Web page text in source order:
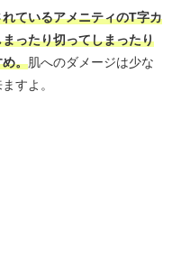
ているアメニティのT字カ
ったり切ってしまったり
め。肌へのダメージは少な
すよ。